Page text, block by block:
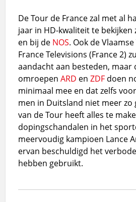
De Tour de France zal met al
jaar in HD-kwaliteit te
en bij de NOS. Ook de
France Televisions (France 2)
aandacht aan besteden, maar
omroepenARD enZDF doen
minimaal mee en dat zelfs
men in Duitsland niet meer zo
van de Tour heeft alles te
dopingschandalen in het
meervoudig kampioen Lance
ervan beschuldigd het
hebben gebruikt.